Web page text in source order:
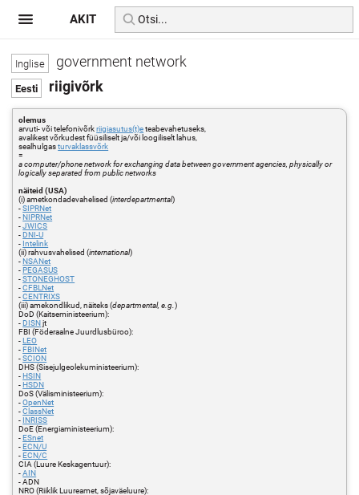
government network
riigivõrk
olemus
arvuti- või telefonivõrkriigiasutus(t)eteabevahetuseks,
avalikest võrkudest füüsiliselt ja/või loogiliselt lahus,
sealhulgasturvaklassvõrk
=
a computer/phone network for exchanging data between government agencies, physically or
logically separated from public networks
näiteid (USA)
(i) ametkondadevahelised (interdepartmental)
-SIPRNet
-NIPRNet
-JWICS
-DNI-U
- Intelink
(ii) rahvusvahelised (international)
-NSANet
-PEGASUS
-STONEGHOST
-CFBLNet
-CENTRIXS
(iii) amekondlikud, näiteks (departmental, e.g.)
DoD (Kaitseministeerium):
-DISNjt
FBI (Föderaalne Juurdlusbüroo):
-LEO
-FBINet
-SCION
DHS (Sisejulgeolekuministeerium):
-HSIN
-HSDN
DoS (Välisministeerium):
-OpenNet
-ClassNet
- INRISS
DoE (Energiaministeerium):
-ESnet
-ECN/U
-ECN/C
CIA (Luure Keskagentuur):
-AIN
- ADN
NRO (Riiklik Luureamet, sõjaväeluure):
AKIT